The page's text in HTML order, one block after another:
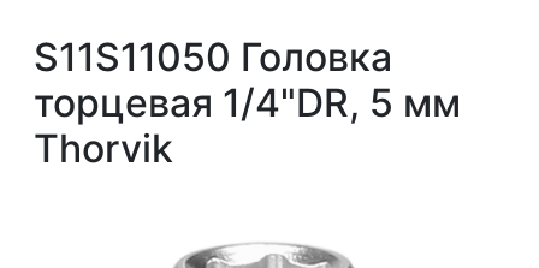
S11S11050 Головка
торцевая 1/4"DR, 5 мм
Thorvik